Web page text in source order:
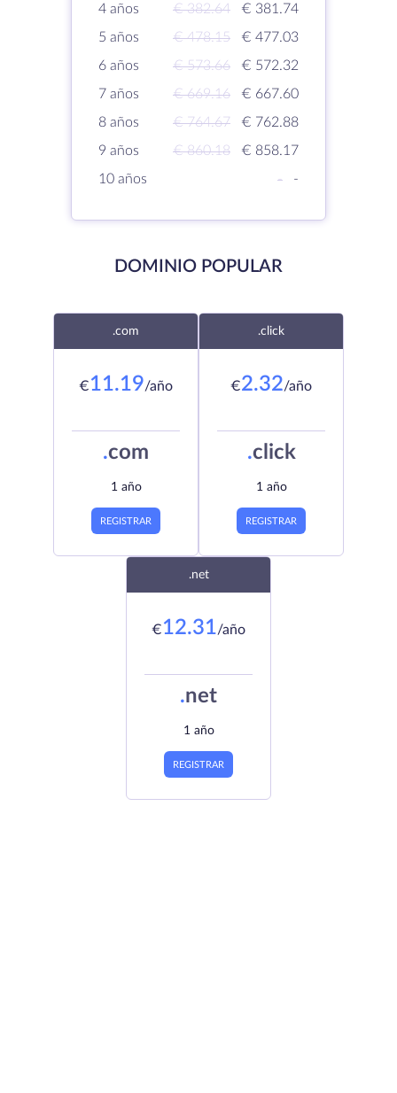
4 años
€ 382.64
€ 381.74
5 años
€ 478.15
€ 477.03
6 años
€ 573.66
€ 572.32
7 años
€ 669.16
€ 667.60
8 años
€ 764.67
€ 762.88
9 años
€ 860.18
€ 858.17
10 años
- -
DOMINIO POPULAR
.com
€11.19/año
.com
1 año
REGISTRAR
.click
€2.32/año
.click
1 año
REGISTRAR
.net
€12.31/año
.net
1 año
REGISTRAR